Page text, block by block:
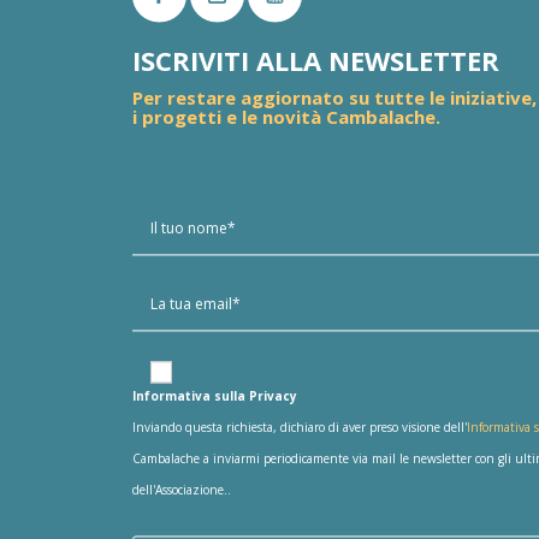
ISCRIVITI ALLA NEWSLETTER
Per restare aggiornato su tutte le iniziative,
i progetti e le novità Cambalache.
Informativa sulla Privacy
Inviando questa richiesta, dichiaro di aver preso visione dell'Informativa
Cambalache a inviarmi periodicamente via mail le newsletter con gli
dell'Associazione..